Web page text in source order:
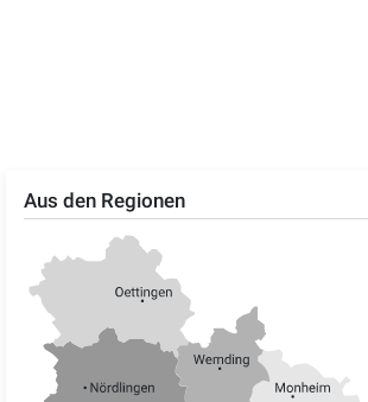
Aus den Regionen